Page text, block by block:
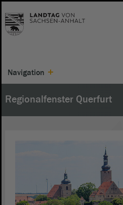
Navigation
Regionalfenster Querfurt